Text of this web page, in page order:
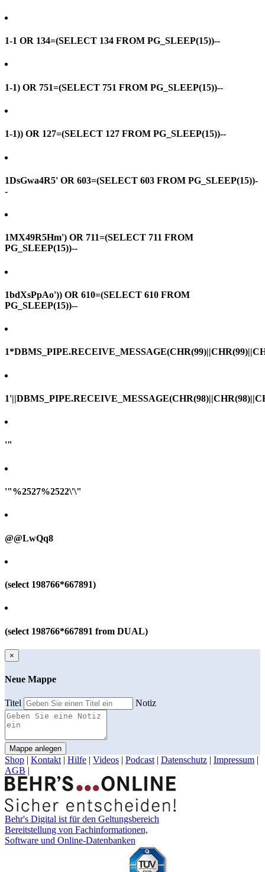
1-1 OR 134=(SELECT 134 FROM PG_SLEEP(15))--
1-1) OR 751=(SELECT 751 FROM PG_SLEEP(15))--
1-1)) OR 127=(SELECT 127 FROM PG_SLEEP(15))--
1DsGwa4R5' OR 603=(SELECT 603 FROM PG_SLEEP(15))-
-
1MX49R5Hm') OR 711=(SELECT 711 FROM
PG_SLEEP(15))--
1bdXsPpAo')) OR 610=(SELECT 610 FROM
PG_SLEEP(15))--
'"
'"%2527%2522\'\"
@@LwQq8
(select 198766*667891)
(select 198766*667891 from DUAL)
×
Neue Mappe
Titel Notiz
Mappe anlegen
Shop | Kontakt | Hilfe | Videos | Podcast | Datenschutz | Impressum |
AGB |
Behr's Digital ist für den Geltungsbereich
Bereitstellung von Fachinformationen,
Software und Online-Datenbanken